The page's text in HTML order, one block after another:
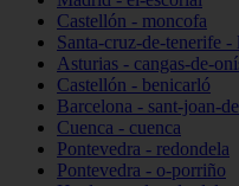
Castellón - moncofa
Santa-cruz-de-tenerife
Asturias - cangas-de-
Castellón - benicarló
Barcelona - sant-joan-
Cuenca - cuenca
Pontevedra - redondela
Pontevedra - o-porriño